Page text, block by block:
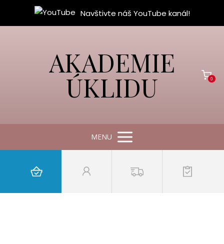
Navštivte náš YouTube kanál!
AKADEMIE
ÚKLIDU 0
MENU